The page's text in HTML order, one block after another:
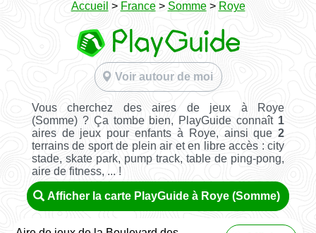
Accueil > France> Somme> Roye
Voir autour de moi
Vous cherchez des aires de jeux à Roye
(Somme) ? Ça tombe bien, PlayGuide connaît 1
aires de jeux pour enfants à Roye, ainsi que2
terrains de sport de plein air et en libre accès : city
stade, skate park, pump track, table de ping-pong,
aire de fitness, ... !
Afficher la carte PlayGuide à Roye (Somme)